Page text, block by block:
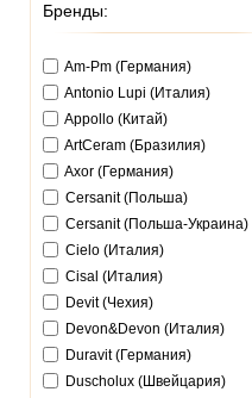
Бренды:
Am-Pm (Германия)
Antonio Lupi (Италия)
Appollo (Китай)
ArtCeram (Бразилия)
Axor (Германия)
Cersanit (Польша)
Cersanit (Польша-Украина)
Cielo (Италия)
Cisal (Италия)
Devit (Чехия)
Devon&Devon (Италия)
Duravit (Германия)
Duscholux (Швейцария)